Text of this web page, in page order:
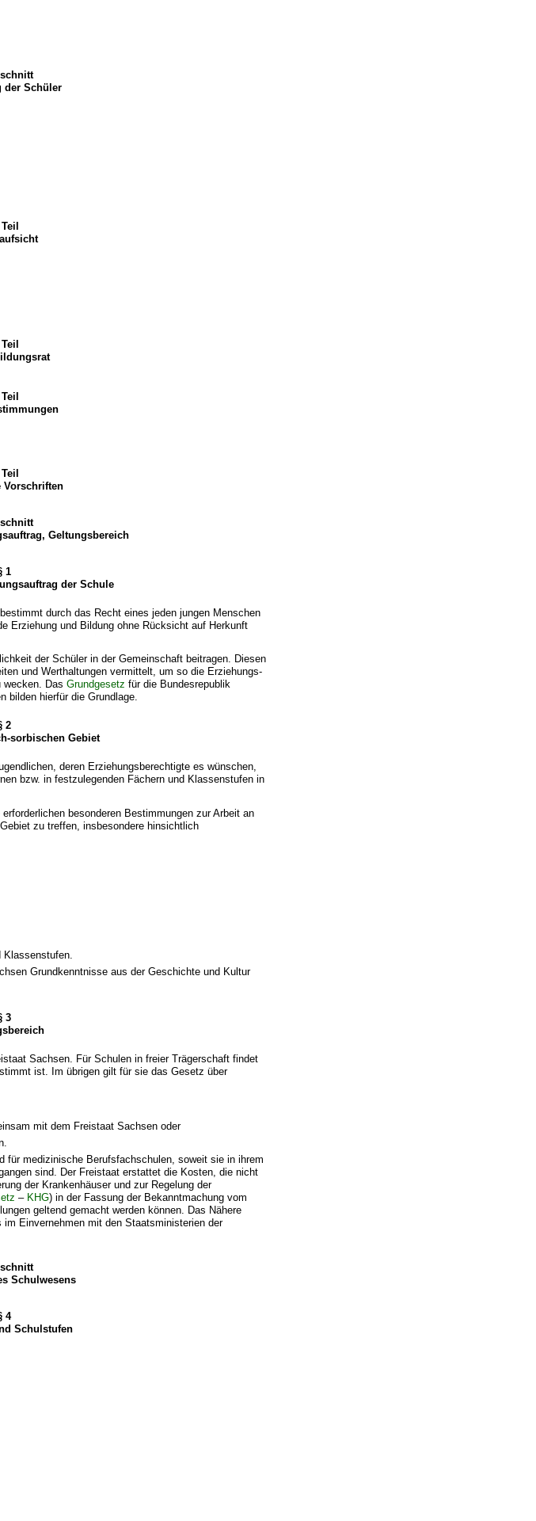
der Schüler
Vorschriften
Geltungsbereich
1
der Schule
durch das Recht eines jeden jungen Menschen
Erziehung und Bildung ohne Rücksicht auf Herkunft
der Schüler in der Gemeinschaft beitragen. Diesen
und Werthaltungen vermittelt, um so die Erziehungs-
wecken. DasGrundgesetz für die Bundesrepublik
bilden hierfür die Grundlage.
2
sorbischen Gebiet
deren Erziehungsberechtigte es wünschen,
bzw. in festzulegenden Fächern und Klassenstufen in
besonderen Bestimmungen zur Arbeit an
zu treffen, insbesondere hinsichtlich
Grundkenntnisse aus der Geschichte und Kultur
3
Sachsen. Für Schulen in freier Trägerschaft findet
ist. Im übrigen gilt für sie das Gesetz über
mit dem Freistaat Sachsen oder
für medizinische Berufsfachschulen, soweit sie in ihrem
sind. Der Freistaat erstattet die Kosten, die nicht
der Krankenhäuser und zur Regelung der
– KHG) in der Fassung der Bekanntmachung vom
geltend gemacht werden können. Das Nähere
Einvernehmen mit den Staatsministerien der
Schulwesens
4
Schulstufen